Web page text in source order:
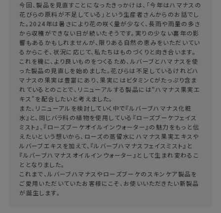
今回、製品を見直すことになったきっかけは、「今年はハマナスの
花びらの原料が不足している」という生産者さんからのお話でし
た。2024年は暑さにより花の咲く量が少なく、長雨や雨量の多さ
から収穫ができない日が続いたそうです。実りの少ない裏年の影
響もあるかもしれませんが、限りある自然の恵みをいただいてい
るからこそ、状況に応じて、私たちはものづくりと向き合います。
これを機に、より良いものをつくるため、ルバーブとハマナスを使
った製品の見直しを始めました。花びらは不足しているけれどハ
マナスの果実は豊富にあり、果実にはビタミンCがたっぷり含ま
れているとのことで、リニューアルする製品には“ハマナス果実エ
キス”を配合したいと考えました。
また、リニューアルを検討していく中で『ルバーブハマナス化粧
水』と、同じバラ科の植物を使用している『ローズブーケフェイス
ミスト』、『ローズブーケオイルインウォーター』の魅力をもっと伝
えたいという想いから、ローズの蒸留水にハマナス果実エキスや
ルバーブエキスを加えて、『ルバーブハマナスフェイスミスト』と
『ルバーブハマナスオイルインウォーター』として生まれ変わるこ
ととなりました。
これまで、ルバーブハマナスやローズブーケのスキンケア製品を
ご愛用いただいていたお客様にこそ、お使いいただきたい新製品
が誕生します。